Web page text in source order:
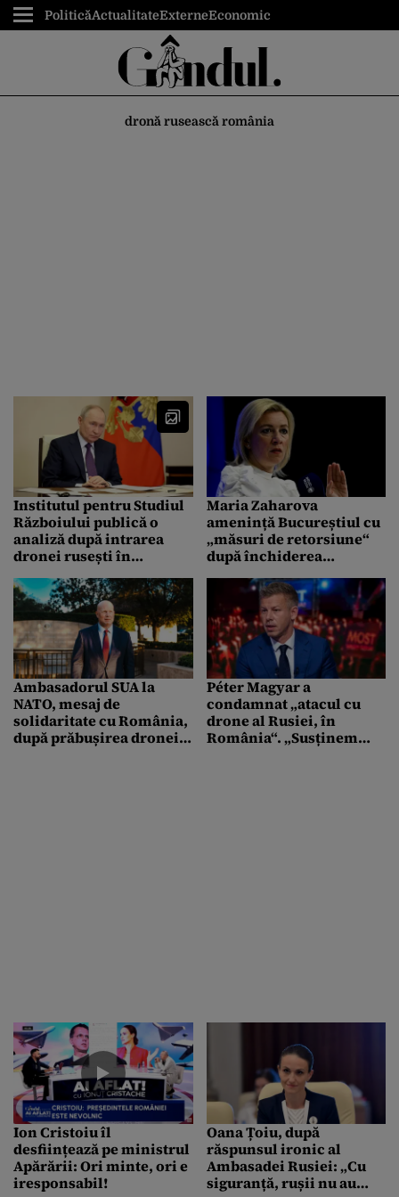
PoliticăActualitateExterneEconomic
dronă rusească românia
Institutul pentru Studiul
Războiului publică o
analiză după intrarea
dronei rusești în
folosește Putin de astfel
de incidente. Explicațiile
specialiștilor
Maria Zaharova
amenință Bucureștiul cu
„măsuri de retorsiune“
după închiderea
Constanța
Ambasadorul SUA la
NATO, mesaj de
solidaritate cu România,
după prăbușirea dronei
Péter Magyar a
condamnat „atacul cu
drone al Rusiei, în
România“. „Susținem
Ion Cristoiu îl
desființează pe ministrul
Apărării: Ori minte, ori e
iresponsabil!
Oana Țoiu, după
răspunsul ironic al
Ambasadei Rusiei: „Cu
siguranță, rușii nu au